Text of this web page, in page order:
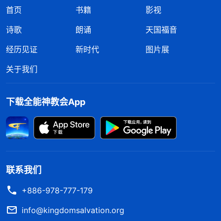
首页 书籍
影视
诗歌
朗诵
天国福音
经历见证
新时代
图片展
关于我们
下载全能神教会App
联系我们
+886-978-777-179
info@kingdomsalvation.org